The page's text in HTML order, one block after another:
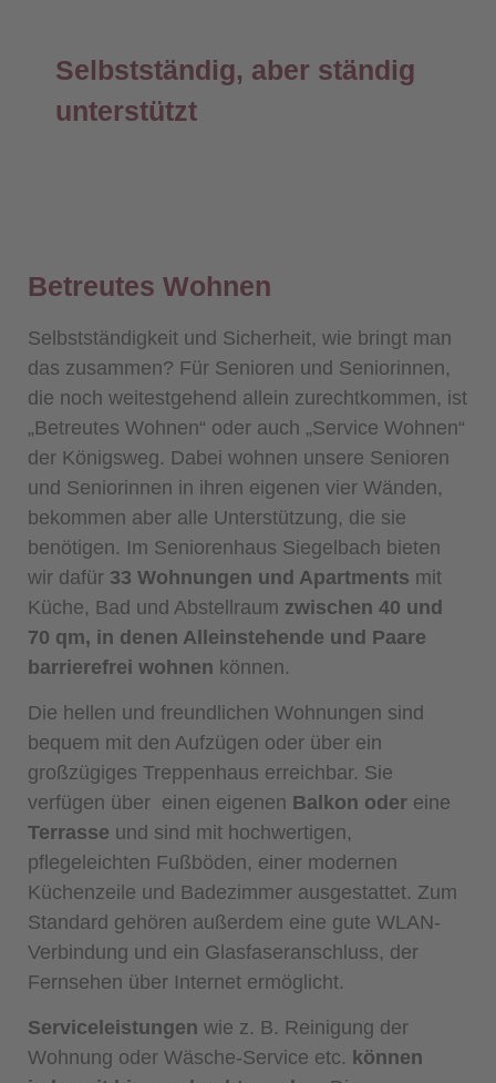
Selbstständig, aber ständig
unterstützt
Betreutes Wohnen
Selbstständigkeit und Sicherheit, wie bringt man
das zusammen? Für Senioren und Seniorinnen,
die noch weitestgehend allein zurechtkommen, ist
„Betreutes Wohnen“ oder auch „Service Wohnen“
der Königsweg. Dabei wohnen unsere Senioren
und Seniorinnen in ihren eigenen vier Wänden,
bekommen aber alle Unterstützung, die sie
benötigen. Im Seniorenhaus Siegelbach bieten
wir dafür 33 Wohnungen und Apartments mit
Küche, Bad und Abstellraum zwischen 40 und
70 qm, in denen Alleinstehende und Paare
barrierefrei wohnen können.
Die hellen und freundlichen Wohnungen sind
bequem mit den Aufzügen oder über ein
großzügiges Treppenhaus erreichbar. Sie
verfügen über einen eigenen Balkon oder eine
Terrasse und sind mit hochwertigen,
pflegeleichten Fußböden, einer modernen
Küchenzeile und Badezimmer ausgestattet. Zum
Standard gehören außerdem eine gute WLAN-
Verbindung und ein Glasfaseranschluss, der
Fernsehen über Internet ermöglicht.
Serviceleistungen wie z. B. Reinigung der
Wohnung oder Wäsche-Service etc. können